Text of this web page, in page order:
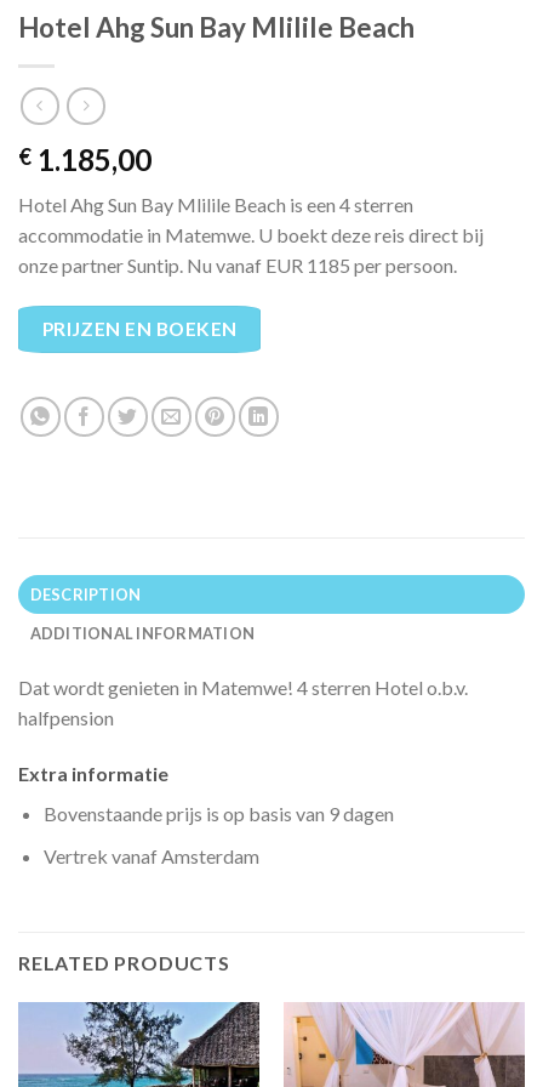
Hotel Ahg Sun Bay Mlilile Beach
€ 1.185,00
Hotel Ahg Sun Bay Mlilile Beach is een 4 sterren
accommodatie in Matemwe. U boekt deze reis direct bij
onze partner Suntip. Nu vanaf EUR 1185 per persoon.
PRIJZEN EN BOEKEN
DESCRIPTION
ADDITIONAL INFORMATION
Dat wordt genieten in Matemwe! 4 sterren Hotel o.b.v.
halfpension
Extra informatie
Bovenstaande prijs is op basis van 9 dagen
Vertrek vanaf Amsterdam
RELATED PRODUCTS